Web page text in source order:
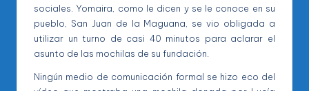
sociales. Yomaira, como le dicen y se le conoce en su
pueblo, San Juan de la Maguana, se vio obligada a
utilizar un turno de casi 40 minutos para aclarar el
asunto de las mochilas de su fundación.
Ningún medio de comunicación formal se hizo eco del